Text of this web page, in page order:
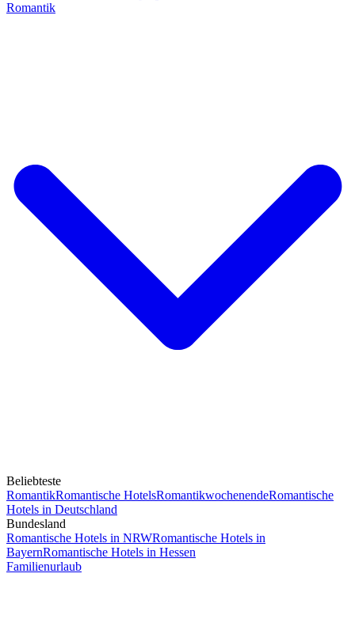
Romantik
Beliebteste
RomantikRomantische HotelsRomantikwochenendeRomantische
Hotels in Deutschland
Bundesland
Romantische Hotels in NRWRomantische Hotels in
BayernRomantische Hotels in Hessen
Familienurlaub